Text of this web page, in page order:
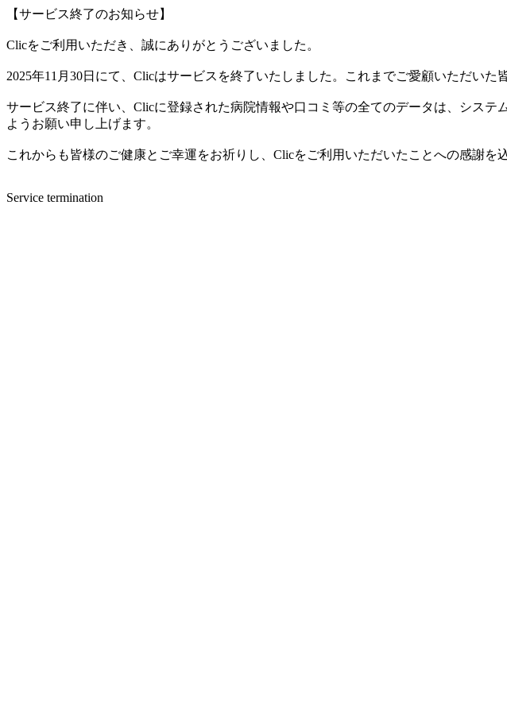
【サービス終了のお知らせ】
Clicをご利用いただき、誠にありがとうございました。
2025年11月30日にて、Clicはサービスを終了いたしました。これまでご愛顧いただいた
サービス終了に伴い、Clicに登録された病院情報や口コミ等の全てのデータは、シス
ようお願い申し上げます。
これからも皆様のご健康とご幸運をお祈りし、Clicをご利用いただいたことへの感謝を
Service termination